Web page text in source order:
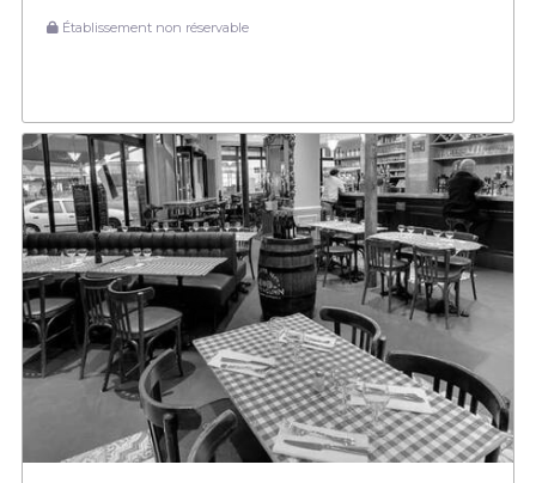
Établissement non réservable